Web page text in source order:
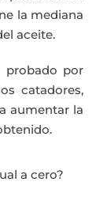
la mediana
aceite.
probado por
catadores,
aumentar la
a cero?